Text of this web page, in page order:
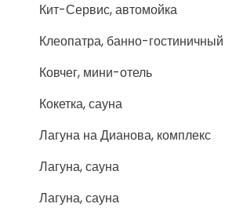
Кит-Сервис, автомойка
Клеопатра, банно-
Ковчег, мини-отель
Кокетка, сауна
Лагуна на Дианова, комплекс
Лагуна, сауна
Лагуна, сауна